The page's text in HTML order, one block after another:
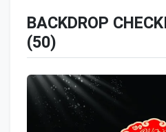
BACKDROP
(50)